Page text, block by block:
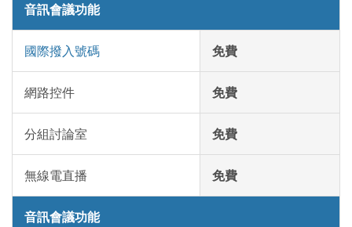
音訊會議功能
國際撥入號碼 免費
網路控件 免費
分組討論室 免費
無線電直播 免費
音訊會議功能